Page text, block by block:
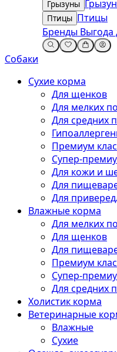
Грызуны
Птицы Птицы
Бренды Выгода
Собаки
Сухие корма
Для щенков
Для мелких
Для средних
Премиум
Супер-
Для кожи и
Для
Для
Влажные корма
Для мелких
Для щенков
Для
Премиум
Супер-
Для средних
Холистик корма
Ветеринарные
Влажные
Сухие